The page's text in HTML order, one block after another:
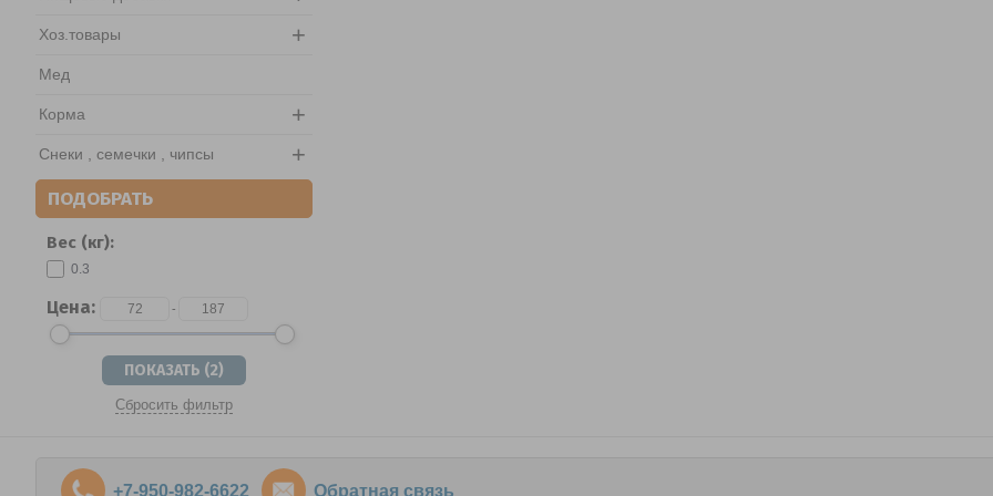
Хоз.товары +
Мед
Корма +
Снеки , семечки , чипсы +
ПОДОБРАТЬ
Вес (кг):
0.3
Цена: -
Сбросить фильтр
+7-950-982-6622 Обратная связь